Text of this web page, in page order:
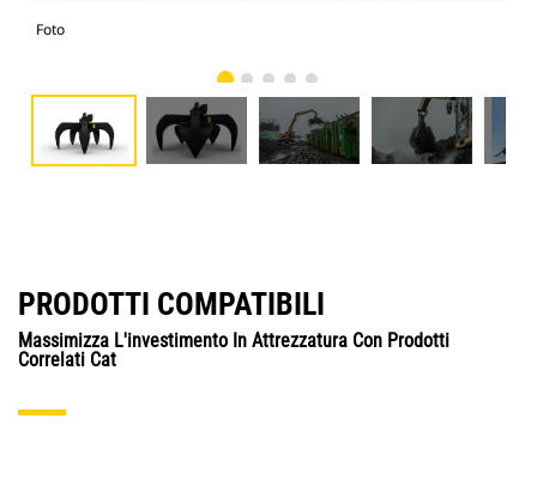
Foto
PRODOTTI COMPATIBILI
Massimizza L'investimento In Attrezzatura Con Prodotti
Correlati Cat